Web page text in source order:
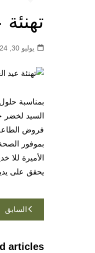
يوليو 30, 2024
السيد لخضر
فروض الطاعة
بموفور
الأميرة للا
يحقق على
تصفّح
السابق
articles